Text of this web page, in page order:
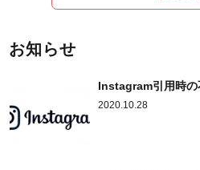
お知らせ
Instagram引用時の
2020.10.28